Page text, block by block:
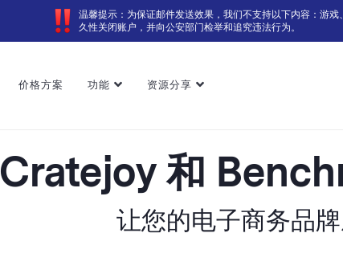
温馨提示：为保证邮件发送效果，我们不支持以下内容：游
久性关闭账户，并向公安部门检举和追究违法行为。
价格方案 功能 资源分享
Cratejoy 和
让您的电子商务品牌